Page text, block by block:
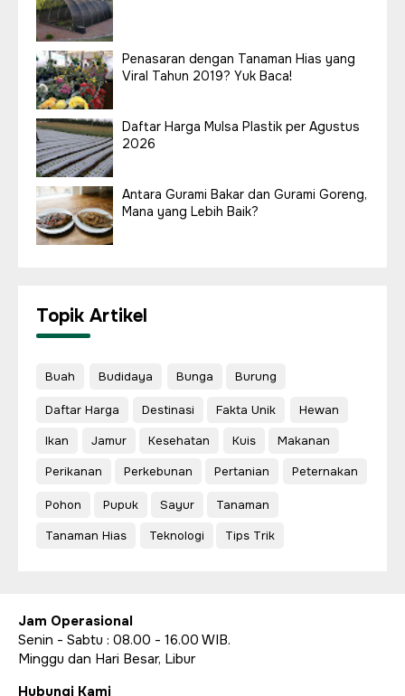
Penasaran dengan Tanaman Hias yang
Viral Tahun 2019? Yuk Baca!
Daftar Harga Mulsa Plastik per Agustus
2026
Antara Gurami Bakar dan Gurami Goreng,
Mana yang Lebih Baik?
Topik Artikel
Buah Budidaya Bunga Burung
Daftar Harga Destinasi Fakta Unik
Hewan
Ikan
Jamur Kesehatan Kuis
Makanan
Perikanan
Perkebunan Pertanian Peternakan
Pohon Pupuk Sayur
Tanaman
Tanaman Hias
Teknologi Tips Trik
Jam Operasional
Senin - Sabtu : 08.00 - 16.00 WIB.
Minggu dan Hari Besar, Libur
Hubungi Kami